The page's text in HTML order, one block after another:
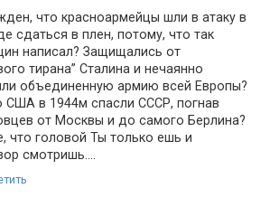
что красноармейцы шли в атаку в
сдаться в плен, потому, что так
написал? Защищались от
тирана” Сталина и нечаянно
объединенную армию всей Европы?
США в 1944м спасли СССР, погнав
от Москвы и до самого Берлина?
что головой Ты только ешь и
смотришь….